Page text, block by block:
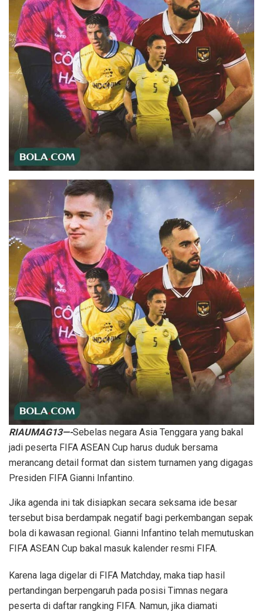
RIAUMAG13—-Sebelas negara Asia Tenggara yang bakal
jadi peserta FIFA ASEAN Cup harus duduk bersama
merancang detail format dan sistem turnamen yang digagas
Presiden FIFA Gianni Infantino.
Jika agenda ini tak disiapkan secara seksama ide besar
tersebut bisa berdampak negatif bagi perkembangan sepak
bola di kawasan regional. Gianni Infantino telah memutuskan
FIFA ASEAN Cup bakal masuk kalender resmi FIFA.
Karena laga digelar di FIFA Matchday, maka tiap hasil
pertandingan berpengaruh pada posisi Timnas negara
peserta di daftar rangking FIFA. Namun, jika diamati